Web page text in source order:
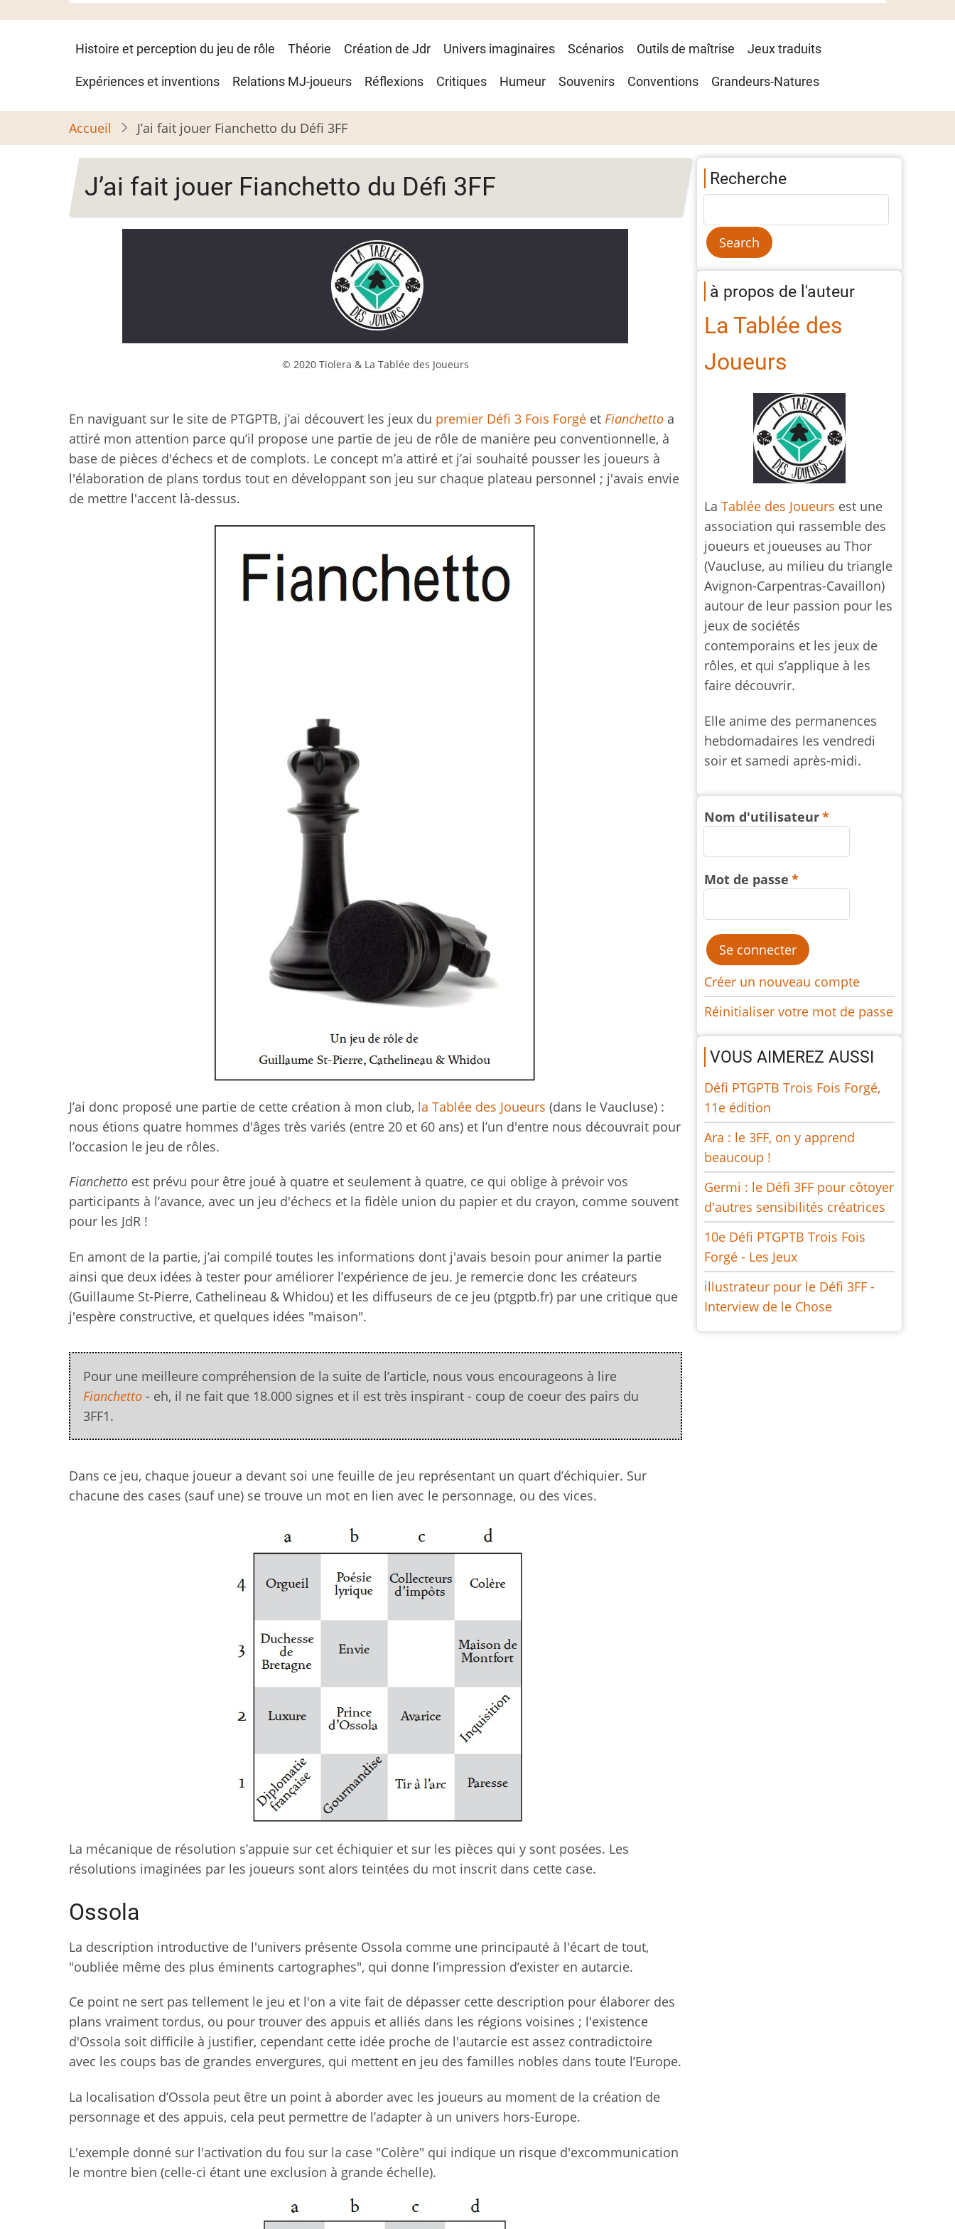
Navigation
principale
Histoire et perception du jeu de rôle Théorie Création de Jdr Univers imaginaires Scénarios Outils de maîtrise Jeux traduits
Expériences et inventions Relations MJ-joueurs Réflexions Critiques Humeur Souvenirs Conventions Grandeurs-Natures
Accueil J’ai fait jouer Fianchetto du Défi 3FF
J’ai fait jouer Fianchetto du Défi 3FF
© 2020 Tiolera & La Tablée des Joueurs
En naviguant sur le site de PTGPTB, j’ai découvert les jeux du premier Défi 3 Fois Forgé et Fianchetto a
attiré mon attention parce qu’il propose une partie de jeu de rôle de manière peu conventionnelle, à
base de pièces d'échecs et de complots. Le concept m’a attiré et j’ai souhaité pousser les joueurs à
l'élaboration de plans tordus tout en développant son jeu sur chaque plateau personnel ; j'avais envie
de mettre l'accent là-dessus.
J’ai donc proposé une partie de cette création à mon club, la Tablée des Joueurs (dans le Vaucluse) :
nous étions quatre hommes d'âges très variés (entre 20 et 60 ans) et l’un d'entre nous découvrait pour
l’occasion le jeu de rôles.
Fianchetto est prévu pour être joué à quatre et seulement à quatre, ce qui oblige à prévoir vos
participants à l’avance, avec un jeu d'échecs et la fidèle union du papier et du crayon, comme souvent
pour les JdR !
En amont de la partie, j’ai compilé toutes les informations dont j'avais besoin pour animer la partie
ainsi que deux idées à tester pour améliorer l’expérience de jeu. Je remercie donc les créateurs
(Guillaume St-Pierre, Cathelineau & Whidou) et les diffuseurs de ce jeu (ptgptb.fr) par une critique que
j'espère constructive, et quelques idées "maison".
Pour une meilleure compréhension de la suite de l’article, nous vous encourageons à lire
Fianchetto - eh, il ne fait que 18.000 signes et il est très inspirant - coup de coeur des pairs du
3FF1.
Dans ce jeu, chaque joueur a devant soi une feuille de jeu représentant un quart d’échiquier. Sur
chacune des cases (sauf une) se trouve un mot en lien avec le personnage, ou des vices.
La mécanique de résolution s’appuie sur cet échiquier et sur les pièces qui y sont posées. Les
résolutions imaginées par les joueurs sont alors teintées du mot inscrit dans cette case.
Ossola
La description introductive de l'univers présente Ossola comme une principauté à l'écart de tout,
"oubliée même des plus éminents cartographes", qui donne l’impression d’exister en autarcie.
Ce point ne sert pas tellement le jeu et l'on a vite fait de dépasser cette description pour élaborer des
plans vraiment tordus, ou pour trouver des appuis et alliés dans les régions voisines ; l'existence
d'Ossola soit difficile à justifier, cependant cette idée proche de l'autarcie est assez contradictoire
avec les coups bas de grandes envergures, qui mettent en jeu des familles nobles dans toute l’Europe.
La localisation d’Ossola peut être un point à aborder avec les joueurs au moment de la création de
personnage et des appuis, cela peut permettre de l’adapter à un univers hors-Europe.
L'exemple donné sur l'activation du fou sur la case "Colère" qui indique un risque d'excommunication
le montre bien (celle-ci étant une exclusion à grande échelle).
Recherche
à propos de l'auteur
La Tablée des
Joueurs
LaTablée des Joueurs est une
association qui rassemble des
joueurs et joueuses au Thor
(Vaucluse, au milieu du triangle
Avignon-Carpentras-Cavaillon)
autour de leur passion pour les
jeux de sociétés
contemporains et les jeux de
rôles, et qui s’applique à les
faire découvrir.
Elle anime des permanences
hebdomadaires les vendredi
soir et samedi après-midi.
Nom d'utilisateur
Mot de passe
Créer un nouveau compte
Réinitialiser votre mot de passe
VOUS AIMEREZ AUSSI
Défi PTGPTB Trois Fois Forgé,
11e édition
Ara : le 3FF, on y apprend
beaucoup !
Germi : le Défi 3FF pour côtoyer
d'autres sensibilités créatrices
10e Défi PTGPTB Trois Fois
Forgé - Les Jeux
illustrateur pour le Défi 3FF -
Interview de le Chose